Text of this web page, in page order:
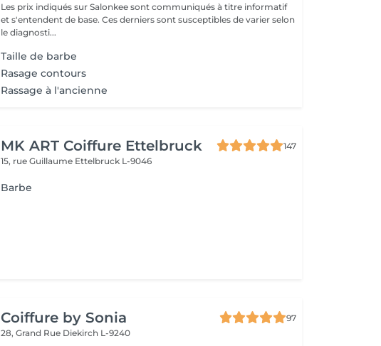
Les prix indiqués sur Salonkee sont communiqués à titre informatif
et s'entendent de base. Ces derniers sont susceptibles de varier selon
le diagnosti...
Taille de barbe
Rasage contours
Rassage à l'ancienne
MK ART Coiffure Ettelbruck
147
15, rue Guillaume Ettelbruck L-9046
Barbe
Coiffure by Sonia
97
28, Grand Rue Diekirch L-9240